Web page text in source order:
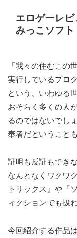
エロゲーレ
みっこソフ
「我々の住むこの
実行しているプロ
という、いわゆる
おそらく多くの人
るのではないでし
奉者だということ
証明も反証もでき
なんとなくワクワ
トリックス』や『
ィクションでも扱
今回紹介する作品